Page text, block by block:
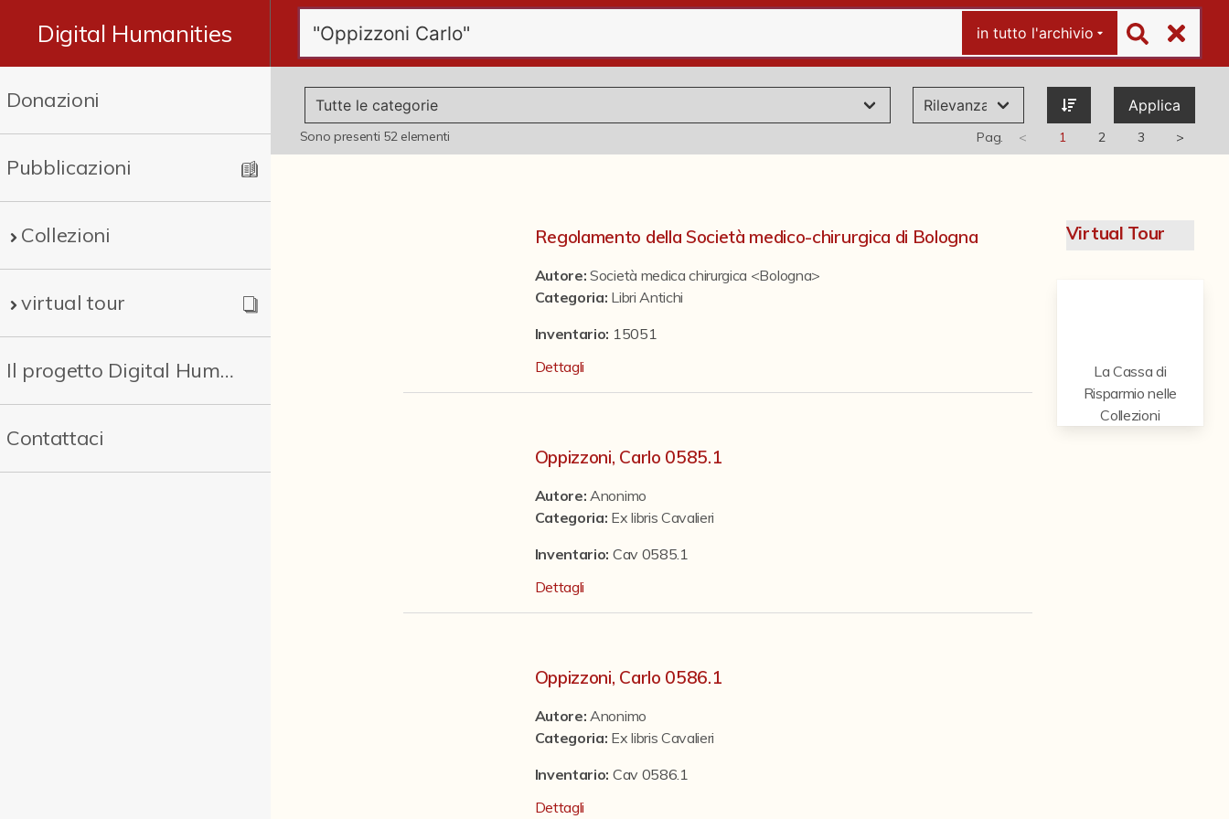
Digital Humanities
Donazioni
Pubblicazioni
Collezioni
virtual tour
Il progetto Digital Humanities
Contattaci
in tutto l'archivio
Applica
Sono presenti 52elementi Pag. < >
1 2 3
Regolamento della Società medico-chirurgica di Bologna
Autore:Società medica chirurgica <Bologna>
Categoria: Libri Antichi
Inventario: 15051
Dettagli
Oppizzoni, Carlo 0585.1
Autore:Anonimo
Categoria: Ex libris Cavalieri
Inventario: Cav 0585.1
Dettagli
Oppizzoni, Carlo 0586.1
Autore:Anonimo
Categoria: Ex libris Cavalieri
Inventario: Cav 0586.1
Dettagli
Virtual Tour
La Cassa di
Risparmio nelle
Collezioni